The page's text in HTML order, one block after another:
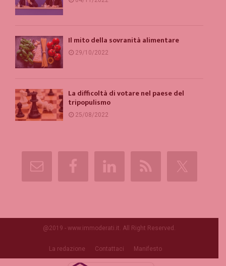
Il mito della sovranità alimentare
29/10/2022
La difficoltà di votare nel paese del
tripopulismo
25/08/2022
@2019 - www.immoderati.it. All Right Reserved.
La redazione Contattaci Manifesto